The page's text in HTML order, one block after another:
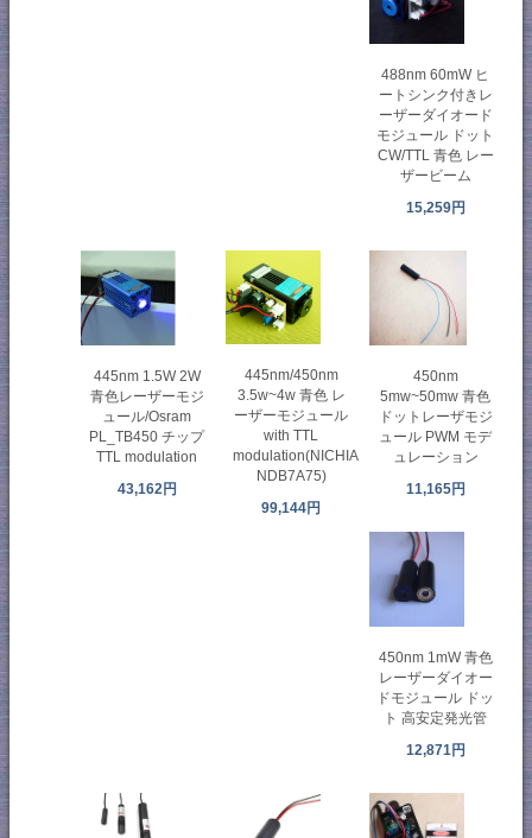
488nm 60mW ヒ
ートシンク付きレ
ーザーダイオード
モジュール ドット
CW/TTL 青色 レー
ザービーム
15,259円
445nm 1.5W 2W
青色レーザーモジ
ュール/Osram
PL_TB450 チップ
TTL modulation
43,162円
445nm/450nm
3.5w~4w 青色 レ
ーザーモジュール
with TTL
modulation(NICHIA
NDB7A75)
99,144円
450nm
5mw~50mw 青色
ドットレーザモジ
ュール PWM モデ
ュレーション
11,165円
450nm 1mW 青色
レーザーダイオー
ドモジュール ドッ
ト 高安定発光管
12,871円